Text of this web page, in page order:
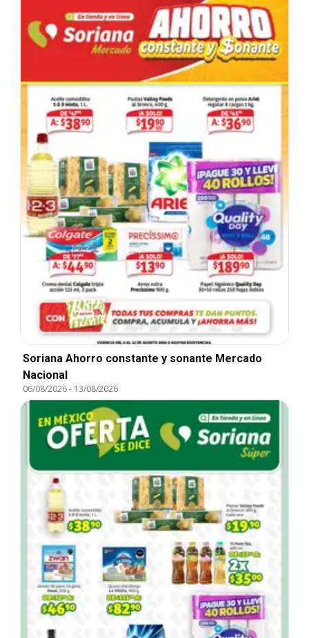
Soriana Ahorro constante y sonante Mercado
Nacional
06/08/2026- 13/08/2026